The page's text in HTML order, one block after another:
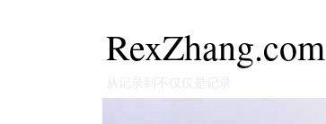
RexZhang.com